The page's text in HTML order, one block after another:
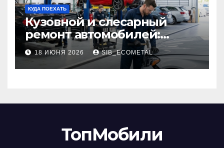
КУДА ПОЕХАТЬ
Кузовной и слесарный
ремонт автомобилей:
наличие оригинальных
запчастей производителя
и сроки выполнения работ
18 ИЮНЯ 2026 SIB_ECOMETAL
ТопМобили